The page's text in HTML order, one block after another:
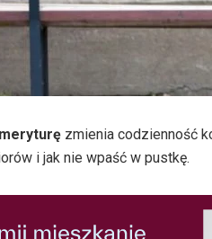
zmienia codzienność
i jak nie wpaść w pustkę.